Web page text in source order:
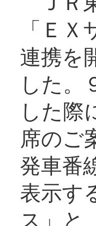
「Ｅ
連携を
した。
した際
席のご
発車番
表示す
ス」と